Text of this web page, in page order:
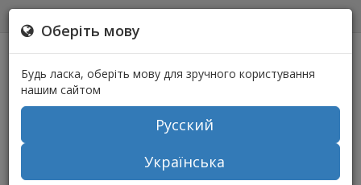
+38 (067) 541-64-04
+38 (073) 541-64-04
Оберіть мову
Будь ласка, оберіть мову для зручного користування
нашим сайтом
Русский
Українська